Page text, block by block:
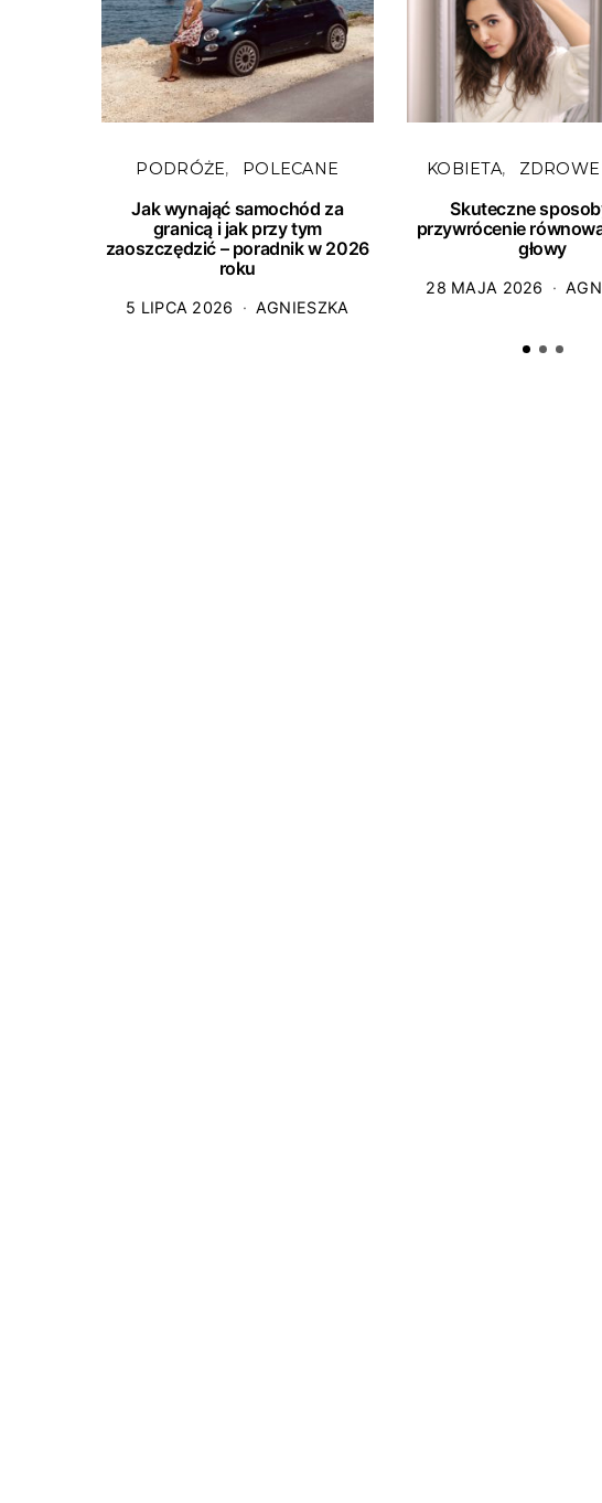
PODRÓŻE POLECANE
Jak wynająć samochód za
granicą i jak przy tym
zaoszczędzić – poradnik w 2026
roku
5 LIPCA 2026 AGNIESZKA
KOBIETA
Skuteczne
przywrócenie
głowy
28 MAJA 2026